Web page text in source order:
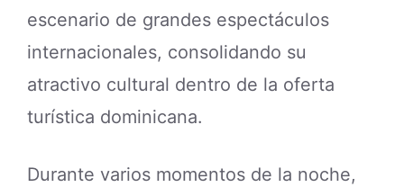
escenario de grandes espectáculos
internacionales, consolidando su
atractivo cultural dentro de la oferta
turística dominicana.
Durante varios momentos de la noche,